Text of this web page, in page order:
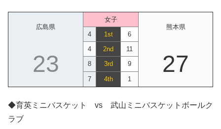
広島県
女子
熊本県
4
1st 6
23
4 2nd 11
27
8 3rd 9
7 4th 1
◆育英ミニバスケット vs 武山ミニバスケットボールク
ラブ